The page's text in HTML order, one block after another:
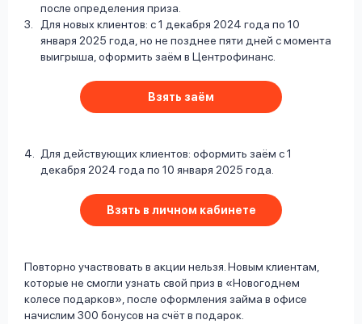
после определения приза.
Для новых клиентов: с 1 декабря 2024 года по 10
января 2025 года, но не позднее пяти дней с момента
выигрыша, оформить заём в Центрофинанс.
Взять заём
Для действующих клиентов: оформить заём с 1
декабря 2024 года по 10 января 2025 года.
Взять в личном кабинете
Повторно участвовать в акции нельзя. Новым клиентам,
которые не смогли узнать свой приз в «Новогоднем
колесе подарков», после оформления займа в офисе
начислим 300 бонусов на счёт в подарок.